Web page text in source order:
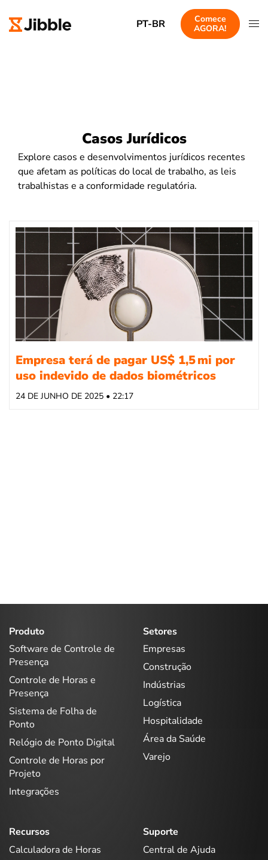
PT-BR
Comece
AGORA!
Casos Jurídicos
Explore casos e desenvolvimentos jurídicos recentes
que afetam as políticas do local de trabalho, as leis
trabalhistas e a conformidade regulatória.
Empresa terá de pagar US$ 1,5 mi por
uso indevido de dados biométricos
24 DE JUNHO DE 2025 • 22:17
Produto
Software de Controle de
Presença
Controle de Horas e
Presença
Sistema de Folha de
Ponto
Relógio de Ponto Digital
Controle de Horas por
Projeto
Integrações
Setores
Empresas
Construção
Indústrias
Logística
Hospitalidade
Área da Saúde
Varejo
Recursos
Calculadora de Horas
Suporte
Central de Ajuda